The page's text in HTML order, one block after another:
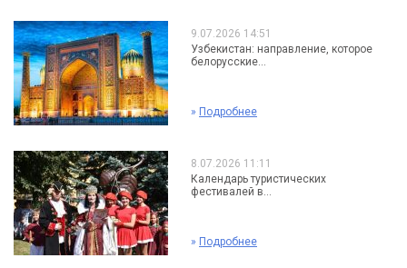
9.07.2026 14:51
Узбекистан: направление, которое
белорусские...
» Подробнее
8.07.2026 11:11
Календарь туристических
фестивалей в...
» Подробнее